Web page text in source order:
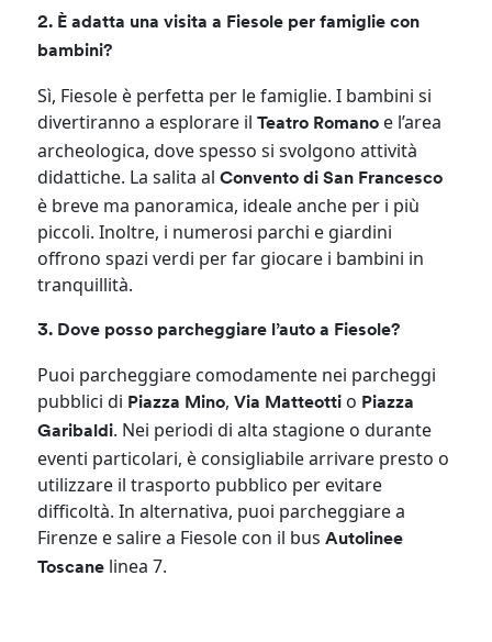
2. È adatta una visita a Fiesole per famiglie con
bambini?
Sì, Fiesole è perfetta per le famiglie. I bambini si
divertiranno a esplorare ilTeatro Romano e l’area
archeologica, dove spesso si svolgono attività
didattiche. La salita alConvento di San Francesco
è breve ma panoramica, ideale anche per i più
piccoli. Inoltre, i numerosi parchi e giardini
offrono spazi verdi per far giocare i bambini in
tranquillità.
3. Dove posso parcheggiare l’auto a Fiesole?
Puoi parcheggiare comodamente nei parcheggi
pubblici di Piazza Mino,Via Matteotti o Piazza
Garibaldi. Nei periodi di alta stagione o durante
eventi particolari, è consigliabile arrivare presto o
utilizzare il trasporto pubblico per evitare
difficoltà. In alternativa, puoi parcheggiare a
Firenze e salire a Fiesole con il busAutolinee
Toscane linea 7.